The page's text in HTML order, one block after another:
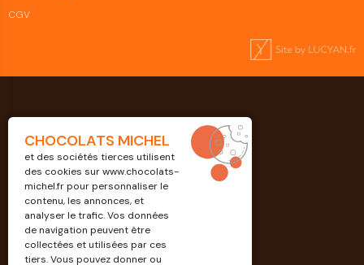
Professionnels
CGV
CHOCOLATS MICHEL
et des sociétés tierces utilisent
des cookies surwww.chocolats-
michel.frpour personnaliser le
contenu, les annonces, et
analyser le trafic. Vos données
de navigation peuvent être
collectées et utilisées par ces
tiers. Vous pouvez donner ou